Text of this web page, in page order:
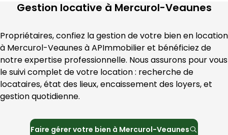
Gestion locative à Mercurol-Veaunes
Propriétaires, confiez la gestion de votre bien en location
à Mercurol-Veaunes à APImmobilier et bénéficiez de
notre expertise professionnelle. Nous assurons pour vous
le suivi complet de votre location : recherche de
locataires, état des lieux, encaissement des loyers, et
gestion quotidienne.
Faire gérer votre bien à Mercurol-Veaunes